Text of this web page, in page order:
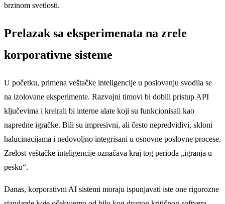
brzinom svetlosti.
Prelazak sa eksperimenata na zrele
korporativne sisteme
U početku, primena veštačke inteligencije u poslovanju svodila se
na izolovane eksperimente. Razvojni timovi bi dobili pristup API
ključevima i kreirali bi interne alate koji su funkcionisali kao
napredne igračke. Bili su impresivni, ali često nepredvidivi, skloni
halucinacijama i nedovoljno integrisani u osnovne poslovne procese.
Zrelost veštačke inteligencije označava kraj tog perioda „igranja u
pesku“.
Danas, korporativni AI sistemi moraju ispunjavati iste one rigorozne